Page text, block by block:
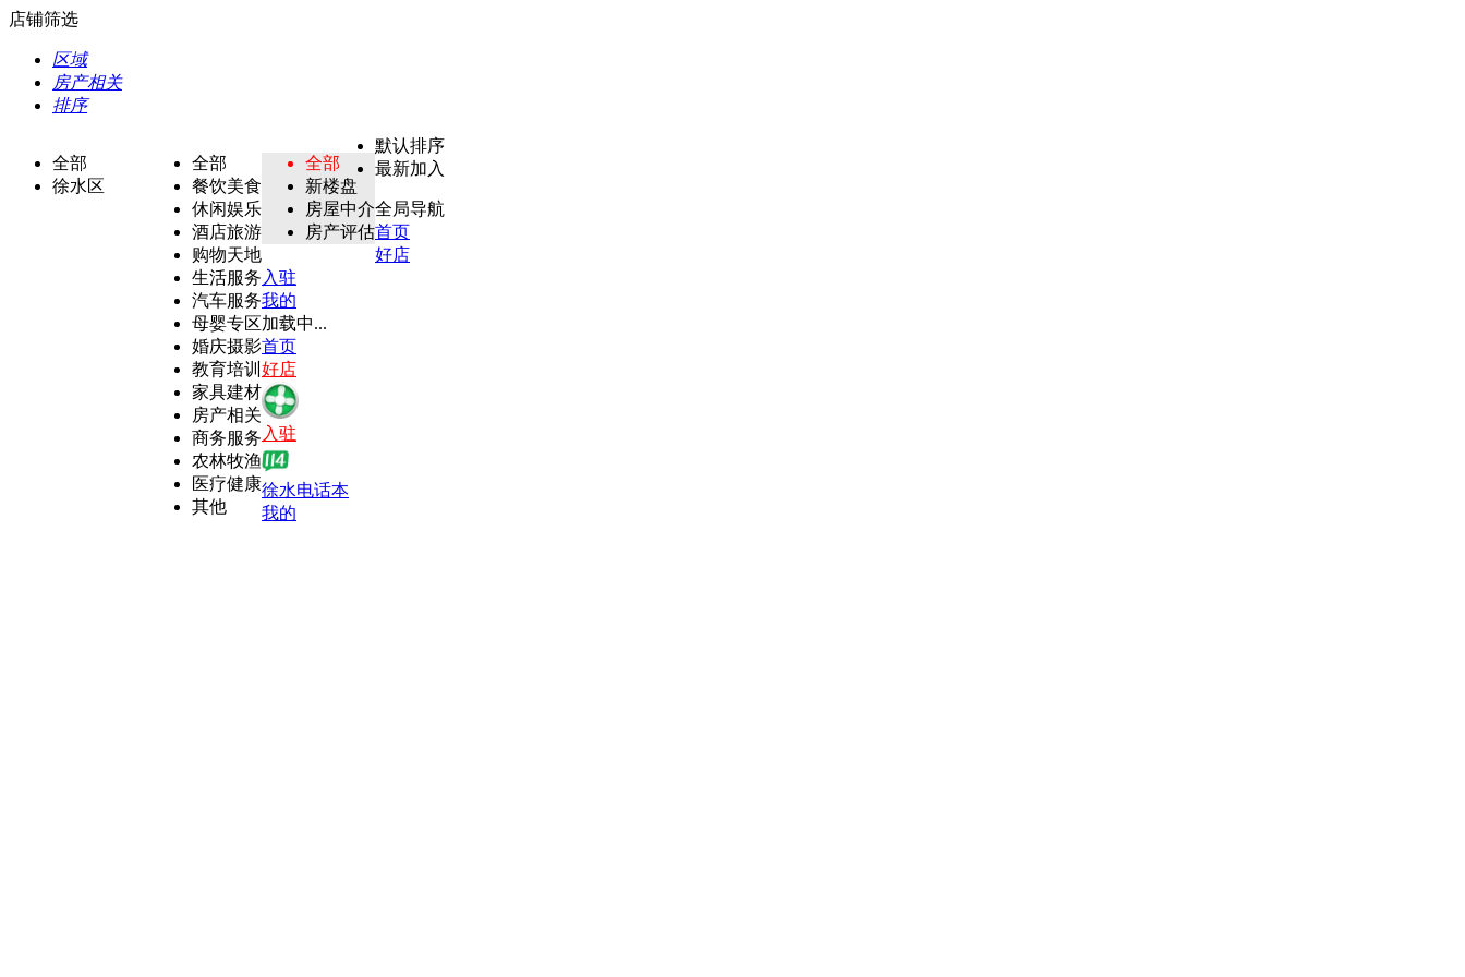
店铺筛选
区域
房产相关
排序
全部
徐水区
全部
餐饮美食
休闲娱乐
酒店旅游
购物天地
生活服务
汽车服务
母婴专区
婚庆摄影
教育培训
家具建材
房产相关
商务服务
农林牧渔
医疗健康
其他
全部
新楼盘
房屋中介
房产评估
默认排序
最新加入
全局导航
首页
好店
入驻
我的
加载中...
首页
好店
入驻
徐水电话本
我的